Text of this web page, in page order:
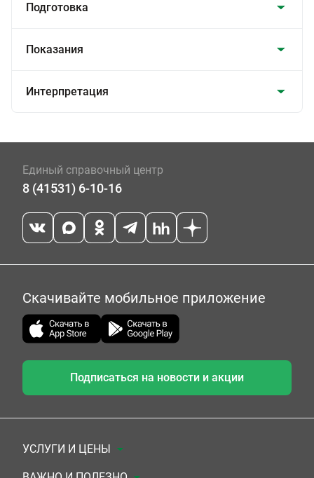
Подготовка
Показания
Интерпретация
Единый справочный центр
8 (41531) 6-10-16
Скачивайте мобильное приложение
Подписаться на новости и акции
УСЛУГИ И ЦЕНЫ